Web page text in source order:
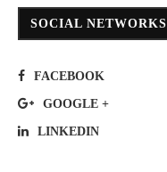
SOCIAL NETWORKS
FACEBOOK
GOOGLE +
LINKEDIN